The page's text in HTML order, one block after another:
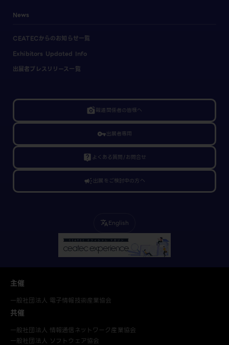
News
CEATECからのお知らせ一覧
Exhibitors Updated Info
出展者プレスリリース一覧
linked_camera報道関係者の皆様へ
vpn_key出展者専用
live_help よくある質問/お問合せ
campaign出展をご検討中の方へ
translateEnglish
主催
一般社団法人 電子情報技術産業協会
共催
一般社団法人 情報通信ネットワーク産業協会
一般社団法人 ソフトウェア協会